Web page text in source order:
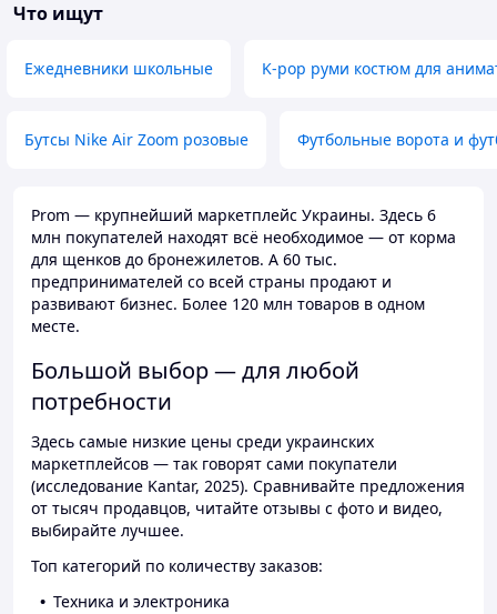
Что ищут
Ежедневники школьные K-pop руми костюм для
Бутсы Nike Air Zoom розовые Футбольные ворота и
Prom — крупнейший маркетплейс Украины. Здесь 6
млн покупателей находят всё необходимое — от корма
для щенков до бронежилетов. А 60 тыс.
предпринимателей со всей страны продают и
развивают бизнес. Более 120 млн товаров в одном
месте.
Большой выбор — для любой
потребности
Здесь самые низкие цены среди украинских
маркетплейсов — так говорят сами покупатели
(исследование Kantar, 2025). Сравнивайте предложения
от тысяч продавцов, читайте отзывы с фото и видео,
выбирайте лучшее.
Топ категорий по количеству заказов:
Техника и электроника